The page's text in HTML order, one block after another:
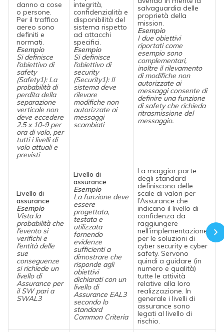
danno a cose
o persone.
Per il traffico
aereo sono
definiti e
normati.
Esempio
Si definisce
l’obiettivo di
safety
(Safety1): La
probabilità di
perdita della
separazione
verticale non
deve eccedere
2.5 x 10-9 per
ora di volo, per
tutti i livelli di
volo attuali e
previsti
integrità,
confidenzialità e
disponibilità del
sistema rispetto
ad attacchi
specifici.
Esempio
Si definisce
l’obiettivo di
security
(Security1): Il
sistema deve
rilevare
modifiche non
autorizzate ai
messaggi
scambiati
salvaguardia delle
proprietà della
mission.
Esempio
I due obiettivi
riportati come
esempio sono
complementari,
inoltre il rilevamento
di modifiche non
autorizzate ai
messaggi consente di
definire una funzione
di safety che richieda
ritrasmissione del
messaggio.
Livello di
assurance
Esempio
Vista la
probabilità che
l’evento si
verifichi e
l’entità delle
sue
conseguenze
si richiede un
livello di
Assurance per
il SW pari a
SWAL3
Livello di
assurance
Esempio
La funzione deve
essere
progettata,
testata e
utilizzata
fornendo
evidenze
sufficienti a
dimostrare che
risponde agli
obiettivi
dichiarati con un
livello di
Assurance EAL3
secondo lo
standard
Common Criteria
La maggior parte
degli standard
definiscono delle
scale di valori per
l’Assurance che
indicano il livello di
confidenza da
raggiungere
nell’implementazione
per le soluzioni di
cyber security e cyber
safety. Servono
quindi a guidare (in
numero e qualità)
tutte le attività
relative alla loro
realizzazione. In
generale i livelli di
assurance sono
legati al livello di
rischio.